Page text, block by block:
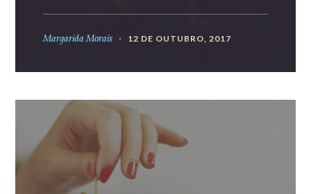
Margarida Morais 12 DE OUTUBRO, 2017